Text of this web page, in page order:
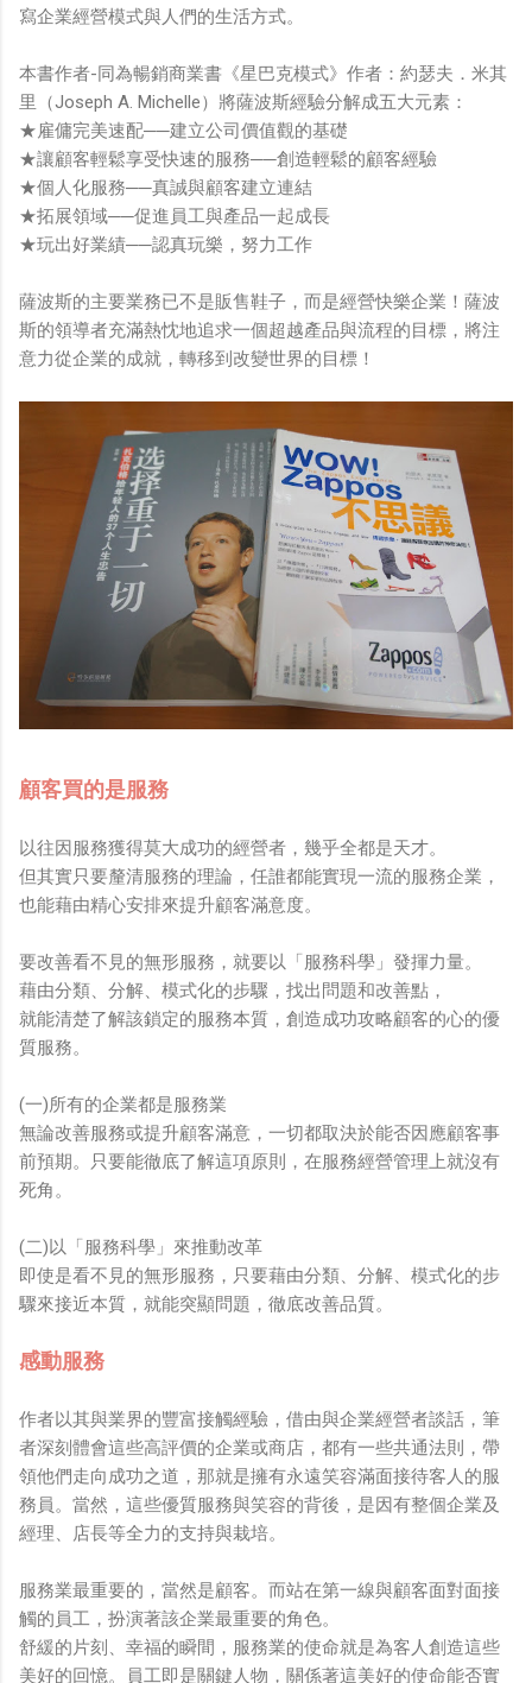
寫企業經營模式與人們的生活方式。
本書作者-同為暢銷商業書《星巴克模式》作者：約瑟夫．米其
里（Joseph A. Michelle）將薩波斯經驗分解成五大元素：
★雇傭完美速配──建立公司價值觀的基礎
★讓顧客輕鬆享受快速的服務──創造輕鬆的顧客經驗
★個人化服務──真誠與顧客建立連結
★拓展領域──促進員工與產品一起成長
★玩出好業績──認真玩樂，努力工作
薩波斯的主要業務已不是販售鞋子，而是經營快樂企業！薩波
斯的領導者充滿熱忱地追求一個超越產品與流程的目標，將注
意力從企業的成就，轉移到改變世界的目標！
顧客買的是服務
以往因服務獲得莫大成功的經營者，幾乎全都是天才。
但其實只要釐清服務的理論，任誰都能實現一流的服務企業，
也能藉由精心安排來提升顧客滿意度。
要改善看不見的無形服務，就要以「服務科學」發揮力量。
藉由分類、分解、模式化的步驟，找出問題和改善點，
就能清楚了解該鎖定的服務本質，創造成功攻略顧客的心的優
質服務。
(一)所有的企業都是服務業
無論改善服務或提升顧客滿意，一切都取決於能否因應顧客事
前預期。只要能徹底了解這項原則，在服務經營管理上就沒有
死角。
(二)以「服務科學」來推動改革
即使是看不見的無形服務，只要藉由分類、分解、模式化的步
驟來接近本質，就能突顯問題，徹底改善品質。
感動服務
作者以其與業界的豐富接觸經驗，借由與企業經營者談話，筆
者深刻體會這些高評價的企業或商店，都有一些共通法則，帶
領他們走向成功之道，那就是擁有永遠笑容滿面接待客人的服
務員。當然，這些優質服務與笑容的背後，是因有整個企業及
經理、店長等全力的支持與栽培。
服務業最重要的，當然是顧客。而站在第一線與顧客面對面接
觸的員工，扮演著該企業最重要的角色。
舒緩的片刻、幸福的瞬間，服務業的使命就是為客人創造這些
美好的回憶。員工即是關鍵人物，關係著這美好的使命能否實